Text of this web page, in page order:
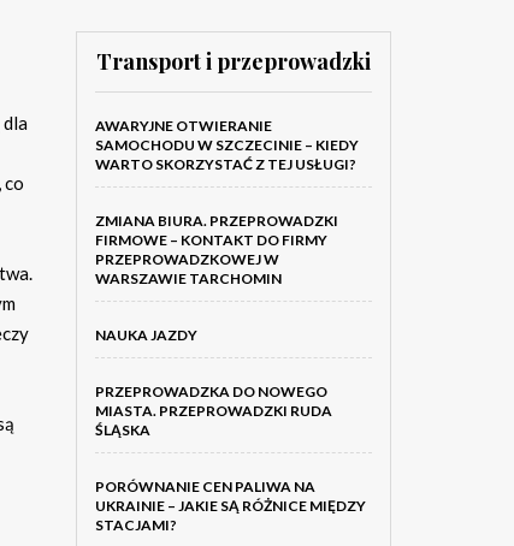
dla
co
Transport i przeprowadzki
AWARYJNE OTWIERANIE
SAMOCHODU W SZCZECINIE – KIEDY
WARTO SKORZYSTAĆ Z TEJ USŁUGI?
ZMIANA BIURA. PRZEPROWADZKI
FIRMOWE – KONTAKT DO FIRMY
PRZEPROWADZKOWEJ W
WARSZAWIE TARCHOMIN
NAUKA JAZDY
PRZEPROWADZKA DO NOWEGO
MIASTA. PRZEPROWADZKI RUDA
ŚLĄSKA
PORÓWNANIE CEN PALIWA NA
UKRAINIE – JAKIE SĄ RÓŻNICE MIĘDZY
STACJAMI?